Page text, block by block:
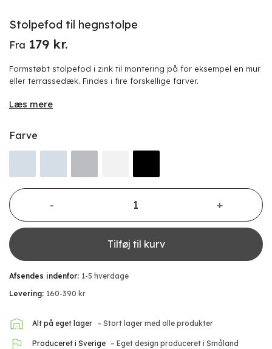
Stolpefod til hegnstolpe
Fra 179 kr.
Formstøbt stolpefod i zink til montering på for eksempel en mur
eller terrassedæk. Findes i fire forskellige farver.
Læs mere
Farve
Stolpefod til hegnstolpe antal
Tilføj til kurv
Afsendes indenfor: 1-5 hverdage
Levering: 160-390 kr
Alt på eget lager – Stort lager med alle produkter
Produceret i Sverige – Eget design produceret i Småland